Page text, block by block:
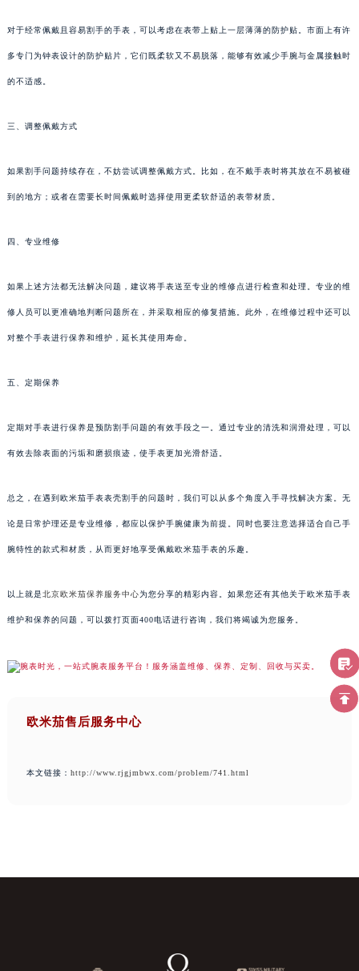
对于经常佩戴且容易割手的手表，可以考虑在表带上贴上一层薄薄的防护贴。市面上有许
多专门为钟表设计的防护贴片，它们既柔软又不易脱落，能够有效减少手腕与金属接触时
的不适感。
三、调整佩戴方式
如果割手问题持续存在，不妨尝试调整佩戴方式。比如，在不戴手表时将其放在不易被碰
到的地方；或者在需要长时间佩戴时选择使用更柔软舒适的表带材质。
四、专业维修
如果上述方法都无法解决问题，建议将手表送至专业的维修点进行检查和处理。专业的维
修人员可以更准确地判断问题所在，并采取相应的修复措施。此外，在维修过程中还可以
对整个手表进行保养和维护，延长其使用寿命。
五、定期保养
定期对手表进行保养是预防割手问题的有效手段之一。通过专业的清洗和润滑处理，可以
有效去除表面的污垢和磨损痕迹，使手表更加光滑舒适。
总之，在遇到欧米茄手表表壳割手的问题时，我们可以从多个角度入手寻找解决方案。无
论是日常护理还是专业维修，都应以保护手腕健康为前提。同时也要注意选择适合自己手
腕特性的款式和材质，从而更好地享受佩戴欧米茄手表的乐趣。
以上就是北京欧米茄保养服务中心为您分享的精彩内容。如果您还有其他关于欧米茄手表
维护和保养的问题，可以拨打页面400电话进行咨询，我们将竭诚为您服务。
欧米茄售后服务中心
本文链接： http://www.rjgjmbwx.com/problem/741.html